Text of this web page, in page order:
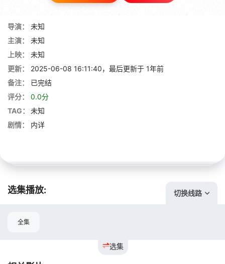
导演：
未知
主演：
未知
上映：
未知
更新：
2025-06-08 16:11:40，最后更新于 1年前
备注：
已完结
评分：
0.0分
TAG：
未知
剧情：
内详
选集播放: 切换线路
选集
全集